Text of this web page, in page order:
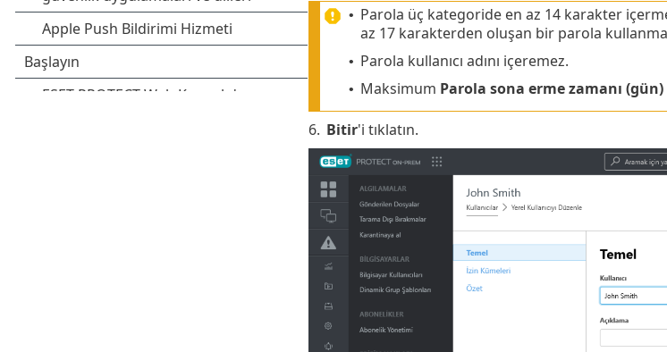
• Parola üç kategoride en az 14 karakter
az 17 karakterden oluşan bir parola
• Parola kullanıcı adını içeremez.
• Maksimum Parola sona erme zamanı (gün)
6. Bitir'i tıklatın.